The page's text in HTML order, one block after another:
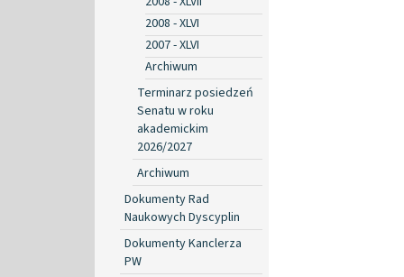
2008 - XLVI
2007 - XLVI
Archiwum
Terminarz posiedzeń
Senatu w roku
akademickim
2026/2027
Archiwum
Dokumenty Rad
Naukowych Dyscyplin
Dokumenty Kanclerza
PW